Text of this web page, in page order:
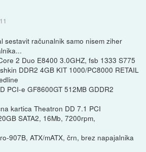
sestavit računalnik samo nisem ziher
2 Duo E8400 3.0GHZ, fsb 1333 S775
DDR2 4GB KIT 1000/PC8000 RETAIL
PCI-e GF8600GT 512MB GDDR2
kartica Theatron DD 7.1 PCI
SATA2, 16Mb, 7200rpm,
907B, ATX/mATX, črn, brez napajalnika